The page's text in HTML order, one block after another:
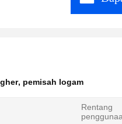
, pemisah logam
Rentang